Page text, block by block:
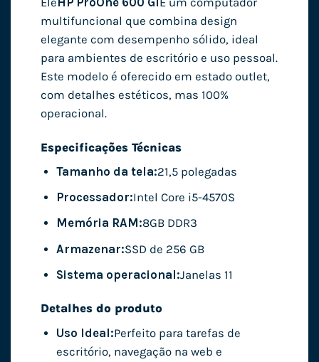
multifuncional que combina design
elegante com desempenho sólido, ideal
para ambientes de escritório e uso pessoal.
Este modelo é oferecido em estado outlet,
com detalhes estéticos, mas 100%
operacional.
Especificações Técnicas
Tamanho da tela:21,5 polegadas
Processador:Intel Core i5-4570S
Memória RAM:8GB DDR3
Armazenar:SSD de 256 GB
Sistema operacional:Janelas 11
Detalhes do produto
Uso Ideal:Perfeito para tarefas de
escritório, navegação na web e